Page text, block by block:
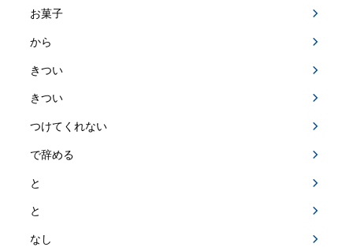
お菓子
から
きつい
きつい
つけてくれない
で辞める
と
と
なし